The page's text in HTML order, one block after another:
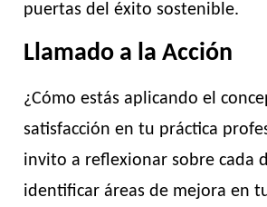
puertas del éxito sostenible.
Llamado a la Acción
¿Cómo estás aplicando el
satisfacción en tu práctica
invito a reflexionar sobre cada
identificar áreas de mejora en